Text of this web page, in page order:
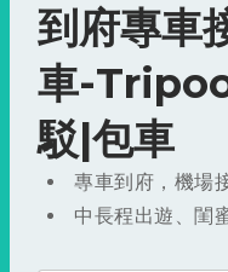
到府專車
車-
駁|包車
專車到府，機場
中長程出遊、閨